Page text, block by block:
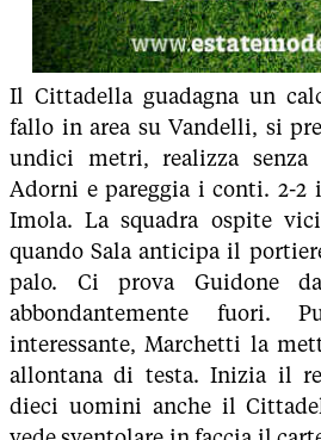
Il Cittadella guadagna un
fallo in area su Vandelli, si
undici metri, realizza senza
Adorni e pareggia i conti. 2-
Imola. La squadra ospite
quando Sala anticipa il
palo. Ci prova Guidone
abbondantemente fuori.
interessante, Marchetti la
allontana di testa. Inizia il
dieci uomini anche il